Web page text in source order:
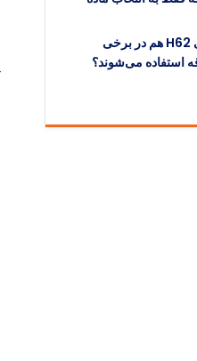
آیا حلقه‌های برنجی H62 هم در برخی
استفاده می‌شوند؟